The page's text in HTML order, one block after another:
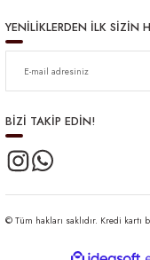
YENİLİKLERDEN İLK SİZİN
BİZİ TAKİP EDİN!
© Tüm hakları saklıdır. Kredi